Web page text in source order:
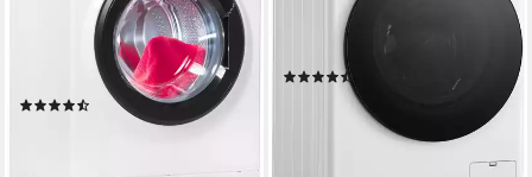
Kapazität Waschen
Betriebsgeräusch
1400 U/min
Schleuderdrehzahl
Produktdatenblatt
(2074)
1.029,00 €
Betriebsgeräusch
1400 U/min
Schleuderdrehzahl
Produktdatenblatt
499,00 € UVP
mtl. in 36 Raten